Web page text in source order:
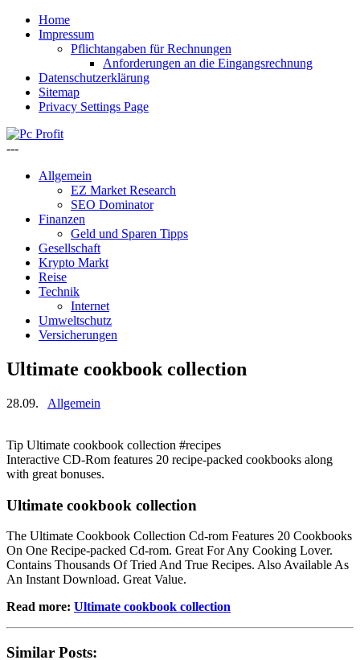
Home
Impressum
Pflichtangaben für Rechnungen
Anforderungen an die Eingangsrechnung
Datenschutzerklärung
Sitemap
Privacy Settings Page
---
Allgemein
EZ Market Research
SEO Dominator
Finanzen
Geld und Sparen Tipps
Gesellschaft
Krypto Markt
Reise
Technik
Internet
Umweltschutz
Versicherungen
Ultimate cookbook collection
28.09. Allgemein
Tip Ultimate cookbook collection #recipes
Interactive CD-Rom features 20 recipe-packed cookbooks along
with great bonuses.
Ultimate cookbook collection
The Ultimate Cookbook Collection Cd-rom Features 20 Cookbooks
On One Recipe-packed Cd-rom. Great For Any Cooking Lover.
Contains Thousands Of Tried And True Recipes. Also Available As
An Instant Download. Great Value.
Read more: Ultimate cookbook collection
Similar Posts: